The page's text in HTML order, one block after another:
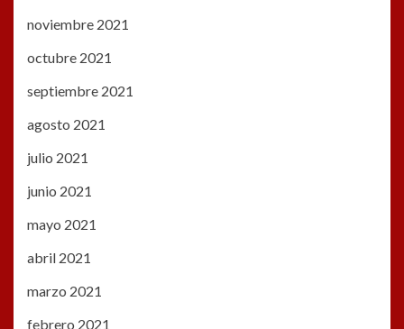
noviembre 2021
octubre 2021
septiembre 2021
agosto 2021
julio 2021
junio 2021
mayo 2021
abril 2021
marzo 2021
febrero 2021